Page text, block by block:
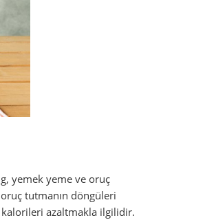
yemek yeme ve oruç
tutmanın döngüleri
kalorileri azaltmakla ilgilidir.